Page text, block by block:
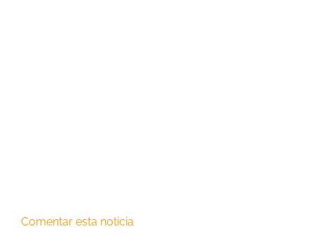
Comentar esta noticia